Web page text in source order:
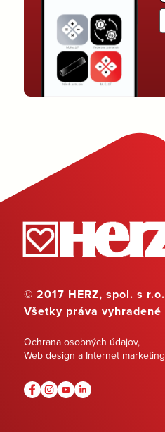
© 2017 HERZ, spol. s r.o.
Všetky práva vyhradené
Ochrana osobných údajov,
Web design a Internet marketing